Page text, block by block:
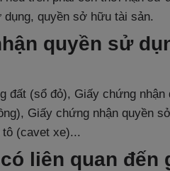
quyền sở hữu tài sản.
quyền sử
đất (sổ đỏ), Giấy chứng
Giấy chứng nhận quyền
(cavet xe)...
liên quan đến